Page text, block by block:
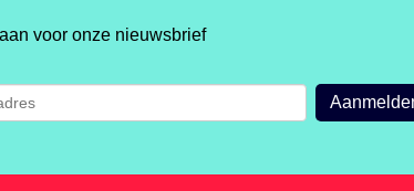
voor onze nieuwsbrief